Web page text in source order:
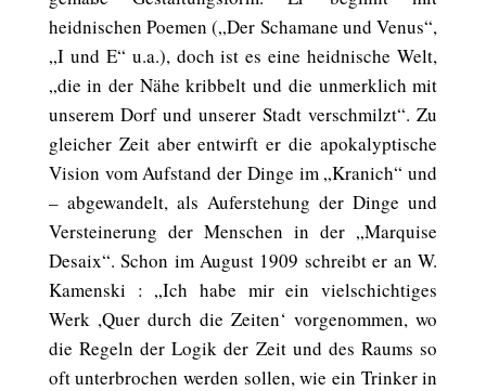
heidnischen Poemen („Der Schamane und Venus“,
„I und E“ u.a.), doch ist es eine heidnische Welt,
„die in der Nähe kribbelt und die unmerklich mit
unserem Dorf und unserer Stadt verschmilzt“. Zu
gleicher Zeit aber entwirft er die apokalyptische
Vision vom Aufstand der Dinge im „Kranich“ und
– abgewandelt, als Auferstehung der Dinge und
Versteinerung der Menschen in der „Marquise
Desaix“. Schon im August 1909 schreibt er an W.
Kamenski : „Ich habe mir ein vielschichtiges
Werk ,Quer durch die Zeiten‘ vorgenommen, wo
die Regeln der Logik der Zeit und des Raums so
oft unterbrochen werden sollen, wie ein Trinker in